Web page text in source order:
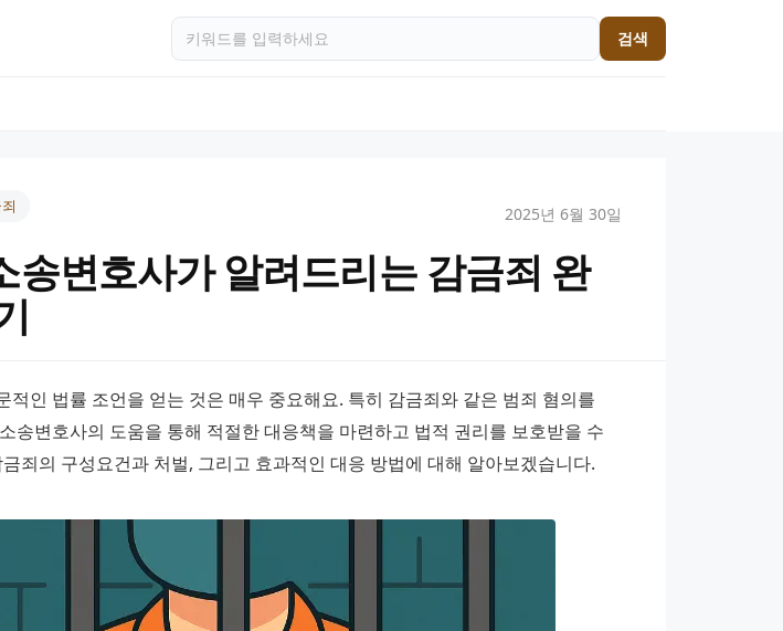
검색
2025년 6월 30일
송변호사가 알려드리는 감금죄 완
적인 법률 조언을 얻는 것은 매우 중요해요. 특히 감금죄와 같은 범죄 혐의를
송변호사의 도움을 통해 적절한 대응책을 마련하고 법적 권리를 보호받을 수
죄의 구성요건과 처벌, 그리고 효과적인 대응 방법에 대해 알아보겠습니다.